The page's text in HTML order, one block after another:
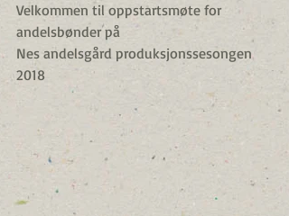
Velkommen til oppstartsmøte for
andelsbønder på
Nes andelsgård produksjonssesongen
2018